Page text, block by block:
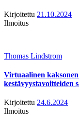
Kirjoitettu 21.10.2024
Ilmoitus
Thomas Lindstrom
Virtuaalinen
kestävyystavoitteiden
Kirjoitettu 24.6.2024
Ilmoitus